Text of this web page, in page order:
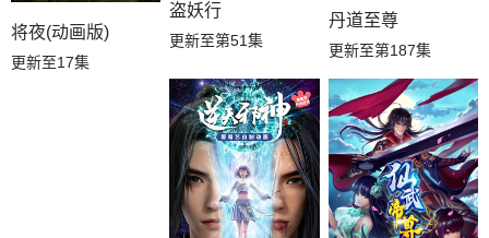
将夜(动画版)
更新至17集
盗妖行
更新至第51集
丹道至尊
更新至第187集